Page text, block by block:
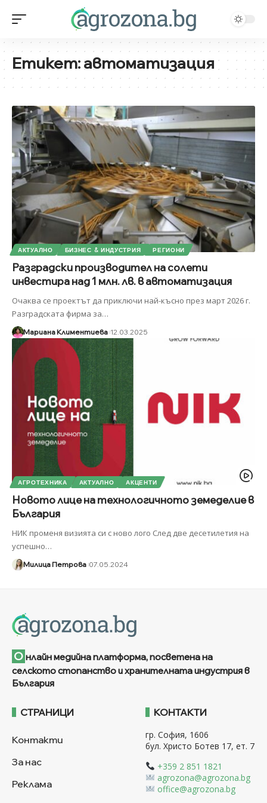
Етикет:автоматизация
АКТУАЛНО БИЗНЕС & ИНДУСТРИЯ РЕГИОНИ
Разградски производител на солети
инвестира над 1 млн. лв. в автоматизация
Очаква се проектът да приключи най-късно през март 2026 г.
Разградската фирма за…
Мариана Климентиева 12.03.2025
АГРОТЕХНИКА АКТУАЛНО АКЦЕНТИ
Новото лице на технологичното земеделие в
България
НИК променя визията си с ново лого След две десетилетия на
успешно…
Милица Петрова 07.05.2024
О нлайн медийна платформа, посветена на
селското стопанство и хранителната индустрия в
България
СТРАНИЦИ
Контакти
За нас
Реклама
КОНТАКТИ
гр. София, 1606
бул. Христо Ботев 17, ет. 7
+359 2 851 1821
agrozona@agrozona.bg
office@agrozona.bg